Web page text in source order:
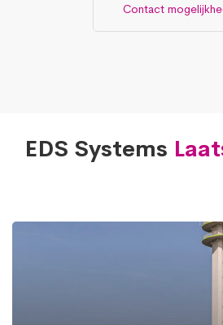
Contact
EDS Systems